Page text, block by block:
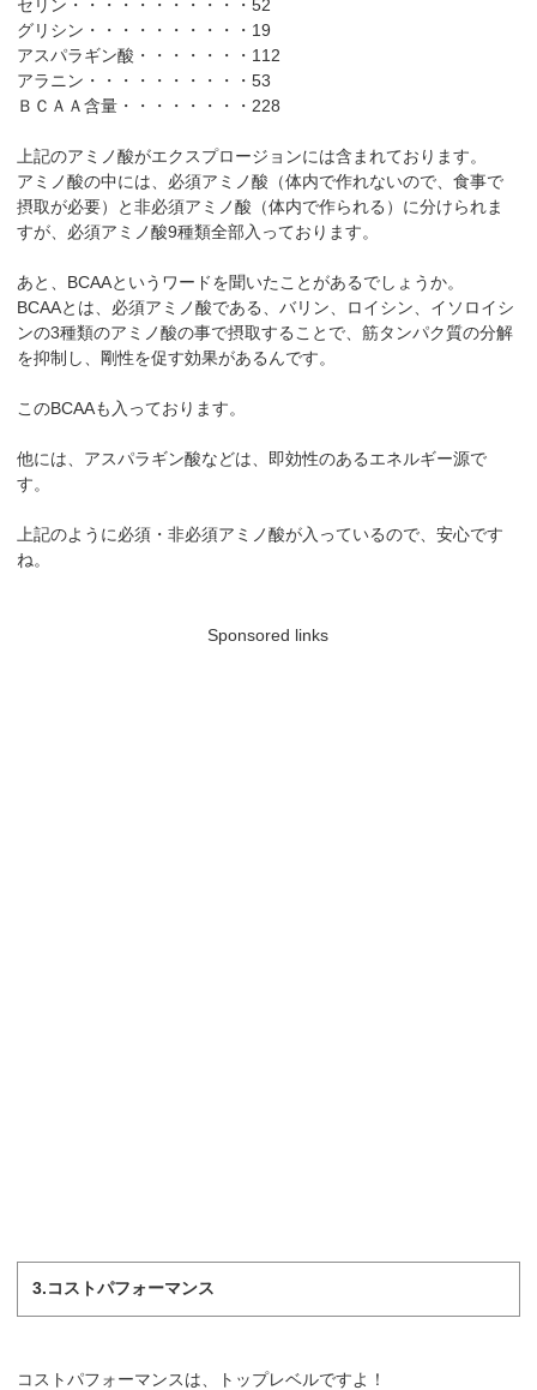
セリン・・・・・・・・・・・52
グリシン・・・・・・・・・・19
アスパラギン酸・・・・・・・112
アラニン・・・・・・・・・・53
ＢＣＡＡ含量・・・・・・・・228
上記のアミノ酸がエクスプロージョンには含まれております。
アミノ酸の中には、必須アミノ酸（体内で作れないので、食事で
摂取が必要）と非必須アミノ酸（体内で作られる）に分けられま
すが、必須アミノ酸9種類全部入っております。
あと、BCAAというワードを聞いたことがあるでしょうか。
BCAAとは、必須アミノ酸である、バリン、ロイシン、イソロイシ
ンの3種類のアミノ酸の事で摂取することで、筋タンパク質の分解
を抑制し、剛性を促す効果があるんです。
このBCAAも入っております。
他には、アスパラギン酸などは、即効性のあるエネルギー源で
す。
上記のように必須・非必須アミノ酸が入っているので、安心です
ね。
Sponsored links
3.コストパフォーマンス
コストパフォーマンスは、トップレベルですよ！